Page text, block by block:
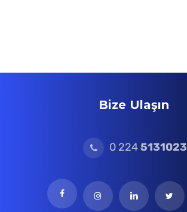
Bize Ulaşın
0 2245131023